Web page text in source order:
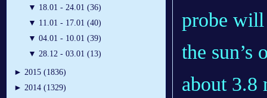
▼ 18.01 - 24.01 (36)
▼ 11.01 - 17.01 (40)
▼ 04.01 - 10.01 (39)
▼ 28.12 - 03.01 (13)
► 2015 (1836)
► 2014 (1329)
probe will
the sun’s
about 3.8